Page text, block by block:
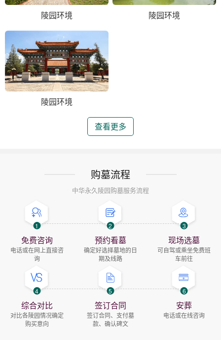
陵园环境 陵园环境
陵园环境
查看更多
购墓流程
中华永久陵园购墓服务流程
1
免费咨询
电话或在网上直接咨
询
2
预约看墓
确定好选择墓地的日
期及线路
3
现场选墓
可自驾或乘坐免费班
车前往
4
综合对比
对比各陵园情况确定
购买意向
5
签订合同
签订合同、支付墓
款、确认碑文
6
安葬
电话或在线咨询